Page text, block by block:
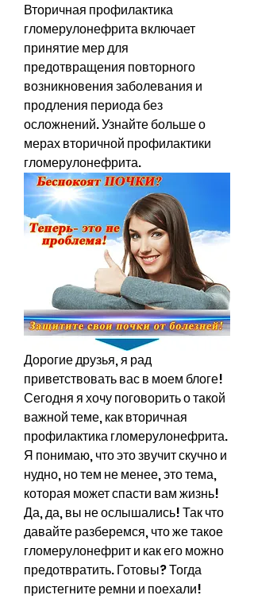
Вторичная профилактика
гломерулонефрита включает
принятие мер для
предотвращения повторного
возникновения заболевания и
продления периода без
осложнений. Узнайте больше о
мерах вторичной профилактики
гломерулонефрита.
Дорогие друзья, я рад
приветствовать вас в моем блоге!
Сегодня я хочу поговорить о такой
важной теме, как вторичная
профилактика гломерулонефрита.
Я понимаю, что это звучит скучно и
нудно, но тем не менее, это тема,
которая может спасти вам жизнь!
Да, да, вы не ослышались! Так что
давайте разберемся, что же такое
гломерулонефрит и как его можно
предотвратить. Готовы? Тогда
пристегните ремни и поехали!